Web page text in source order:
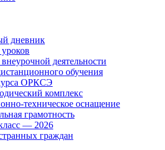
дневник
деятельности
обучения
ОРКСЭ
комплекс
техническое оснащение
грамотность
— 2026
граждан